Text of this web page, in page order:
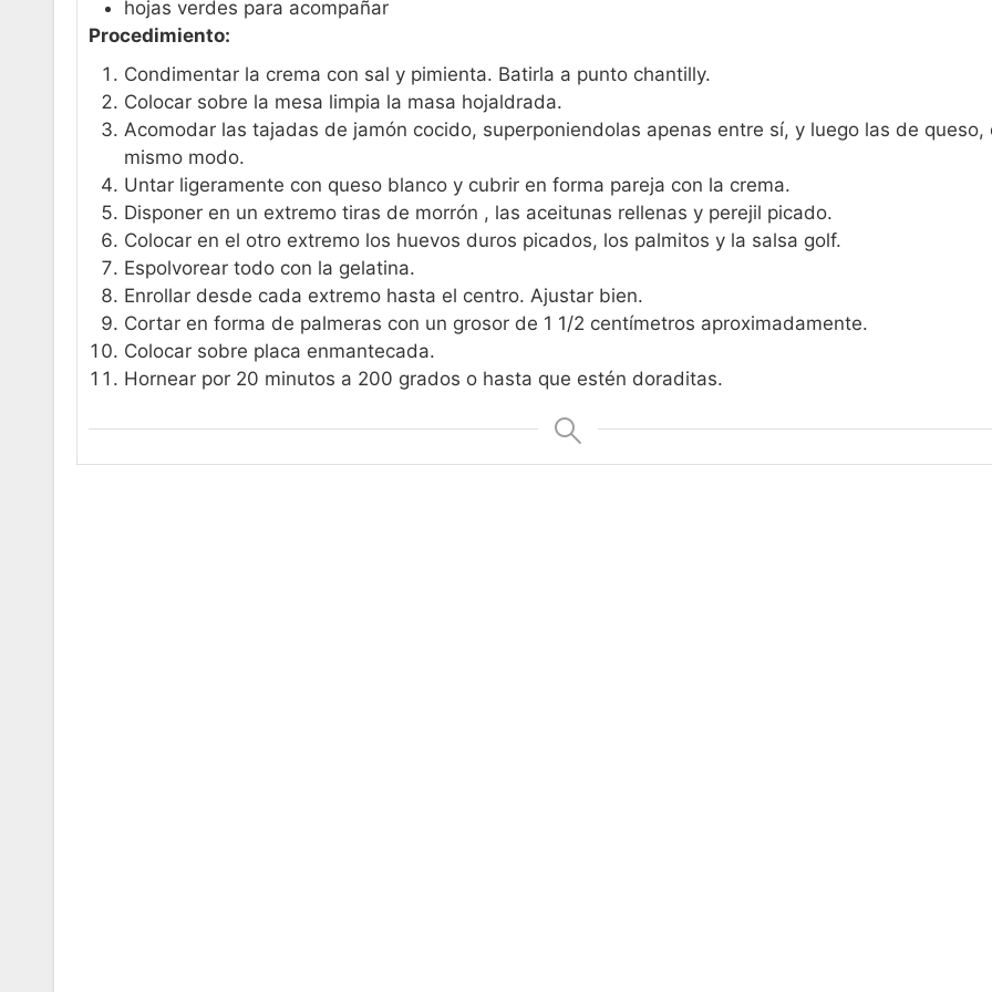
hojas verdes para acompañar
Procedimiento:
Condimentar la crema con sal y pimienta. Batirla a punto chantilly.
Colocar sobre la mesa limpia la masa hojaldrada.
Acomodar las tajadas de jamón cocido, superponiendolas apenas entre sí, y luego las de queso,
mismo modo.
Untar ligeramente con queso blanco y cubrir en forma pareja con la crema.
Disponer en un extremo tiras de morrón , las aceitunas rellenas y perejil picado.
Colocar en el otro extremo los huevos duros picados, los palmitos y la salsa golf.
Espolvorear todo con la gelatina.
Enrollar desde cada extremo hasta el centro. Ajustar bien.
Cortar en forma de palmeras con un grosor de 1 1/2 centímetros aproximadamente.
Colocar sobre placa enmantecada.
Hornear por 20 minutos a 200 grados o hasta que estén doraditas.